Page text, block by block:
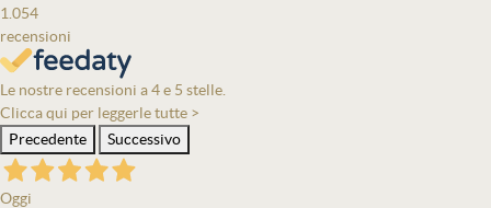
1.054
recensioni
Le nostre recensioni a 4 e 5 stelle.
Clicca qui per leggerle tutte >
Precedente
Successivo
Oggi